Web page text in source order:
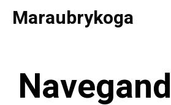
SaltarMaraubrykoga